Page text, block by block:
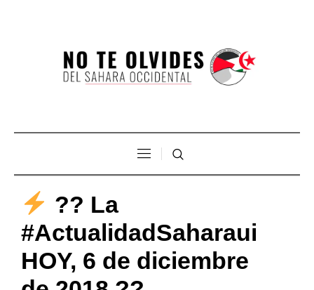
?? La
#ActualidadSaharaui
HOY, 6 de diciembre